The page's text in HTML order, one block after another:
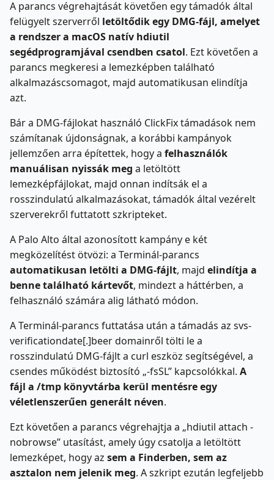
A parancs végrehajtását követően egy támadók által
felügyelt szerverről letöltődik egy DMG-fájl, amelyet
a rendszer a macOS natív hdiutil
segédprogramjával csendben csatol. Ezt követően a
parancs megkeresi a lemezképben található
alkalmazáscsomagot, majd automatikusan elindítja
azt.
Bár a DMG-fájlokat használó ClickFix támadások nem
számítanak újdonságnak, a korábbi kampányok
jellemzően arra építettek, hogy a felhasználók
manuálisan nyissák meg a letöltött
lemezképfájlokat, majd onnan indítsák el a
rosszindulatú alkalmazásokat, támadók által vezérelt
szerverekről futtatott szkripteket.
A Palo Alto által azonosított kampány e két
megközelítést ötvözi: a Terminál-parancs
automatikusan letölti a DMG-fájlt, majd elindítja a
benne található kártevőt, mindezt a háttérben, a
felhasználó számára alig látható módon.
A Terminál-parancs futtatása után a támadás az svs-
verificationdate[.]beer domainről tölti le a
rosszindulatú DMG-fájlt a curl eszköz segítségével, a
csendes működést biztosító „-fsSL” kapcsolókkal. A
fájl a /tmp könyvtárba kerül mentésre egy
véletlenszerűen generált néven.
Ezt követően a parancs végrehajtja a „hdiutil attach -
nobrowse” utasítást, amely úgy csatolja a letöltött
lemezképet, hogy az sem a Finderben, sem az
asztalon nem jelenik meg. A szkript ezután legfeljebb